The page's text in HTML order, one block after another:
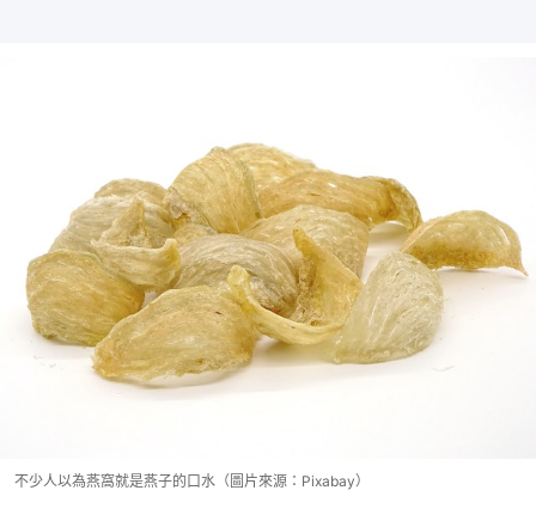
不少人以為燕窩就是燕子的口水（圖片來源：Pixabay）